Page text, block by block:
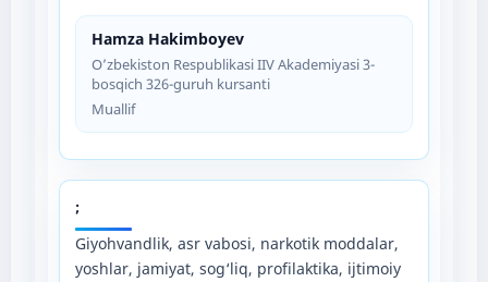
Hamza Hakimboyev
O’zbekiston Respublikasi IIV Akademiyasi 3-
bosqich 326-guruh kursanti
Muallif
;
Giyohvandlik, asr vabosi, narkotik moddalar,
yoshlar, jamiyat, sog‘liq, profilaktika, ijtimoiy